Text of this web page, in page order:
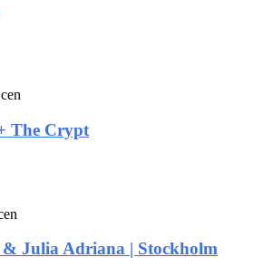
The Crypt
& Julia Adriana | Stockholm